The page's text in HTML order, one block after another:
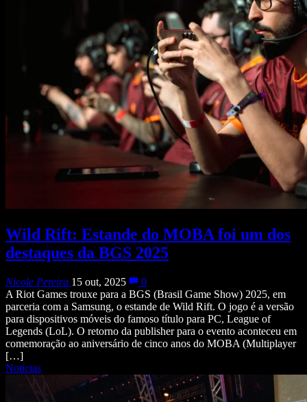
Wild Rift: Estande do MOBA foi um dos
destaques da BGS 2025
Nicole Pereira 15 out, 2025
0
A Riot Games trouxe para a BGS (Brasil Game Show) 2025, em
parceria com a Samsung, o estande de Wild Rift. O jogo é a versão
para dispositivos móveis do famoso título para PC, League of
Legends (LoL). O retorno da publisher para o evento aconteceu em
comemoração ao aniversário de cinco anos do MOBA (Multiplayer
[…]
Notícias